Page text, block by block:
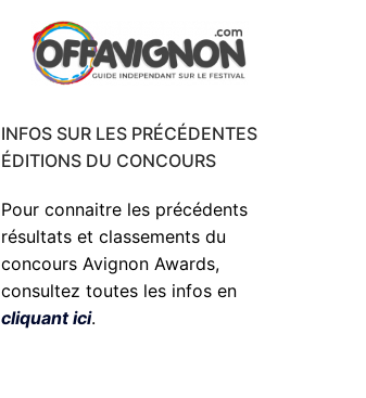
INFOS SUR LES PRÉCÉDENTES
ÉDITIONS DU CONCOURS
Pour connaitre les précédents
résultats et classements du
concours Avignon Awards,
consultez toutes les infos en
cliquant ici.